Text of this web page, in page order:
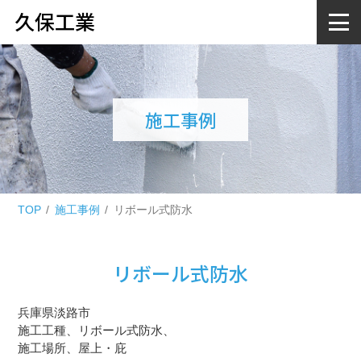
久保工業
施工事例
TOP 施工事例 リボール式防水
リボール式防水
兵庫県淡路市
施工工種、リボール式防水、
施工場所、屋上・庇